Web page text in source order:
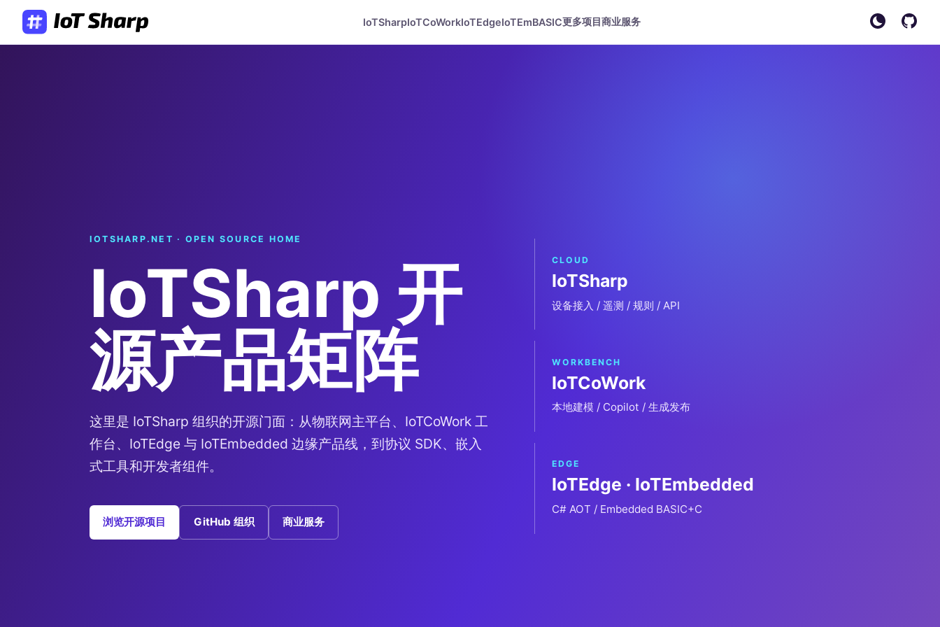
IoTSharpIoTCoWorkIoTEdgeIoTEmBASIC更多项目商业服务
IOTSHARP.NET · OPEN SOURCE HOME
IoTSharp 开
源产品矩阵
这里是 IoTSharp 组织的开源门面：从物联网主平台、IoTCoWork 工
作台、IoTEdge 与 IoTEmbedded 边缘产品线，到协议 SDK、嵌入
式工具和开发者组件。
浏览开源项目 GitHub 组织 商业服务
CLOUD
IoTSharp
设备接入 / 遥测 / 规则 / API
WORKBENCH
IoTCoWork
本地建模 / Copilot / 生成发布
EDGE
IoTEdge · IoTEmbedded
C# AOT / Embedded BASIC+C